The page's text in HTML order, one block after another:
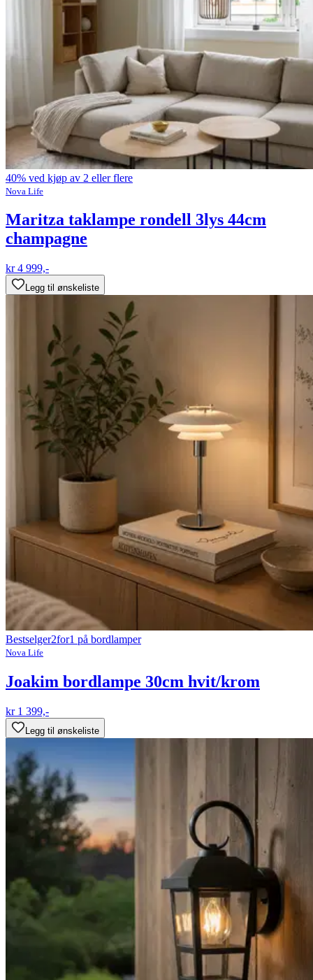
40% ved kjøp av 2 eller flere
Nova Life
Maritza taklampe rondell 3lys 44cm
champagne
kr 4 999,-
Legg til ønskeliste
Bestselger2for1 på bordlamper
Nova Life
Joakim bordlampe 30cm hvit/krom
kr 1 399,-
Legg til ønskeliste